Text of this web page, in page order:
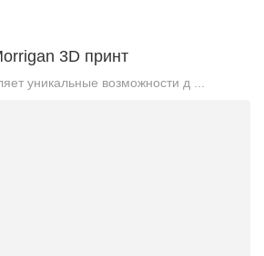
3D принт
уникальные возможности д ...